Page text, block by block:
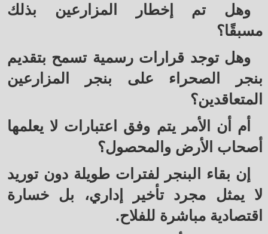
وهل تم إخطار المزارعين بذلك
مسبقًا؟
وهل توجد قرارات رسمية تسمح بتقديم
بنجر الصحراء على بنجر المزارعين
المتعاقدين؟
أم أن الأمر يتم وفق اعتبارات لا يعلمها
أصحاب الأرض والمحصول؟
إن بقاء البنجر لفترات طويلة دون توريد
لا يمثل مجرد تأخير إداري، بل خسارة
اقتصادية مباشرة للفلاح.